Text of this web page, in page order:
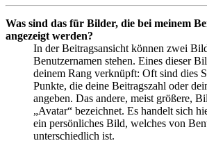
Was sind das für Bilder, die bei meinem
angezeigt werden?
In der Beitragsansicht können zwei
Benutzernamen stehen. Eines dieser
deinem Rang verknüpft: Oft sind dies
Punkte, die deine Beitragszahl oder
angeben. Das andere, meist größere,
„Avatar“ bezeichnet. Es handelt sich
ein persönliches Bild, welches von
unterschiedlich ist.